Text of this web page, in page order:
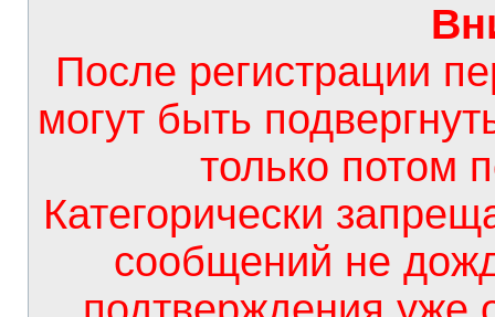
После регистрации
могут быть
только потом
Категорически
сообщений не